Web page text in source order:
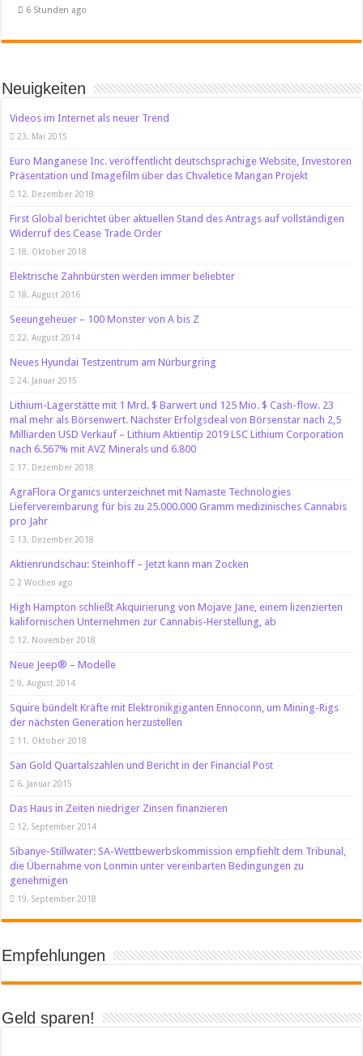
6 Stunden ago
Neuigkeiten
Videos im Internet als neuer Trend
23. Mai 2015
Euro Manganese Inc. veröffentlicht deutschsprachige Website, Investoren
Präsentation und Imagefilm über das Chvaletice Mangan Projekt
12. Dezember 2018
First Global berichtet über aktuellen Stand des Antrags auf vollständigen
Widerruf des Cease Trade Order
18. Oktober 2018
Elektrische Zahnbürsten werden immer beliebter
18. August 2016
Seeungeheuer – 100 Monster von A bis Z
22. August 2014
Neues Hyundai Testzentrum am Nürburgring
24. Januar 2015
Lithium-Lagerstätte mit 1 Mrd. $ Barwert und 125 Mio. $ Cash-flow. 23
mal mehr als Börsenwert. Nächster Erfolgsdeal von Börsenstar nach 2,5
Milliarden USD Verkauf – Lithium Aktientip 2019 LSC Lithium Corporation
nach 6.567% mit AVZ Minerals und 6.800
17. Dezember 2018
AgraFlora Organics unterzeichnet mit Namaste Technologies
Liefervereinbarung für bis zu 25.000.000 Gramm medizinisches Cannabis
pro Jahr
13. Dezember 2018
Aktienrundschau: Steinhoff – Jetzt kann man Zocken
2 Wochen ago
High Hampton schließt Akquirierung von Mojave Jane, einem lizenzierten
kalifornischen Unternehmen zur Cannabis-Herstellung, ab
12. November 2018
Neue Jeep® – Modelle
9. August 2014
Squire bündelt Kräfte mit Elektronikgiganten Ennoconn, um Mining-Rigs
der nächsten Generation herzustellen
11. Oktober 2018
San Gold Quartalszahlen und Bericht in der Financial Post
6. Januar 2015
Das Haus in Zeiten niedriger Zinsen finanzieren
12. September 2014
Sibanye-Stillwater: SA-Wettbewerbskommission empfiehlt dem Tribunal,
die Übernahme von Lonmin unter vereinbarten Bedingungen zu
genehmigen
19. September 2018
Empfehlungen
Geld sparen!